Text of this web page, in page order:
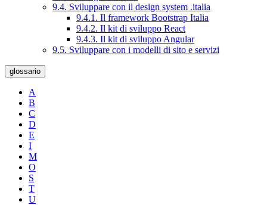
9.4. Sviluppare con il design system .italia
9.4.1. Il framework Bootstrap Italia
9.4.2. Il kit di sviluppo React
9.4.3. Il kit di sviluppo Angular
9.5. Sviluppare con i modelli di sito e servizi
glossario
A
B
C
D
E
I
M
O
S
T
U